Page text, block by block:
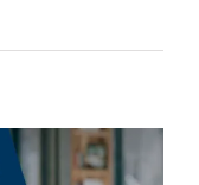
Cloudfest